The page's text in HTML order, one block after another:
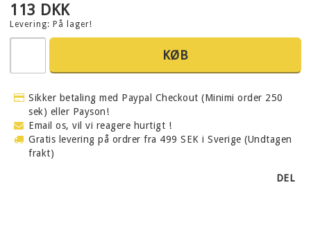
113 DKK
Levering: På lager!
KØB
Sikker betaling med Paypal Checkout (Minimi order 250
sek) eller Payson!
Email os, vil vi reagere hurtigt !
Gratis levering på ordrer fra 499 SEK i Sverige (Undtagen
frakt)
DEL